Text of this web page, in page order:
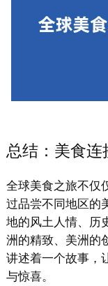
总结：美食连
全球美食之旅不仅
过品尝不同地区的
地的风土人情、历
洲的精致、美洲的
讲述着一个故事，
与惊喜。